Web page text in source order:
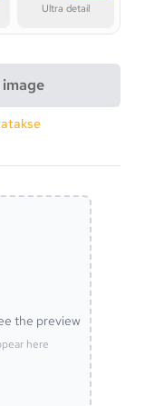
Ultra detail
the preview
here